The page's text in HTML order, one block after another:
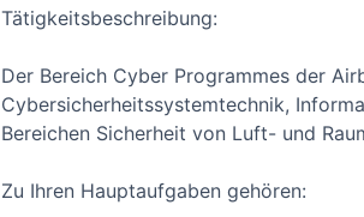
Tätigkeitsbeschreibung:
Der Bereich Cyber Programmes der
Cybersicherheitssystemtechnik,
Bereichen Sicherheit von Luft- und
Zu Ihren Hauptaufgaben gehören: